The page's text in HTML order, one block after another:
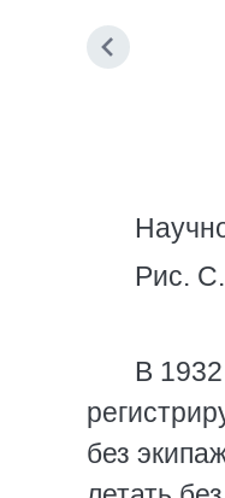
Рис.
В
без